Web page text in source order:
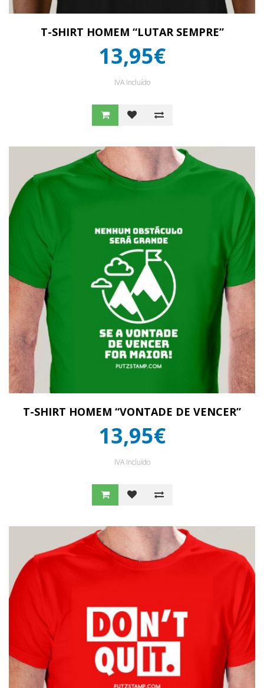
T-SHIRT HOMEM “LUTAR SEMPRE”
13,95€
IVA Incluído
T-SHIRT HOMEM “VONTADE DE VENCER”
13,95€
IVA Incluído